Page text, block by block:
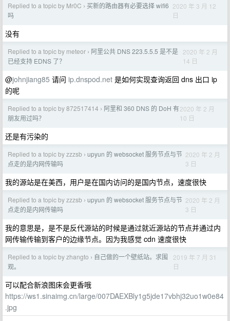
Replied to a topic by Mr0C › 买新的路由器有必要选择 wifi6
吗
2020 年 3 月 12
日
没有
Replied to a topic by meteor › 阿里公共 DNS 223.5.5.5 是不是
已经支持 EDNS 了？
2020 年 2 月
14 日
@johnjiang85 请问 ip.dnspod.net 是如何实现查询返回 dns 出口 ip
的呢
Replied to a topic by 872517414 › 阿里和 360 DNS 的 DoH 有
朋友用过吗？
2020 年 2 月
10 日
还是有污染的
Replied to a topic by zzzsb › upyun 的 websocket 服务节点与节
点走的是内网传输吗
2020 年 2 月
3 日
我的源站是在美西，用户是在国内访问的是国内节点，速度很快
Replied to a topic by zzzsb › upyun 的 websocket 服务节点与节
点走的是内网传输吗
2020 年 2 月
3 日
我的意思是，是不是反代源站的时候是通过就近源站的节点并通过内
网传输传输到客户的边缘节点。因为我感觉 cdn 速度很快
Replied to a topic by zhangto › 自己做的一个壁纸站。求围
观。
2019 年 7 月 31
日
可以配合新浪图床会更香哦
https://ws1.sinaimg.cn/large/007DAEXBly1g5jde17vbhj32uo1w0e84
.jpg